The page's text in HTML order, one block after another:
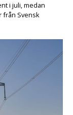
i juli, medan
från Svensk